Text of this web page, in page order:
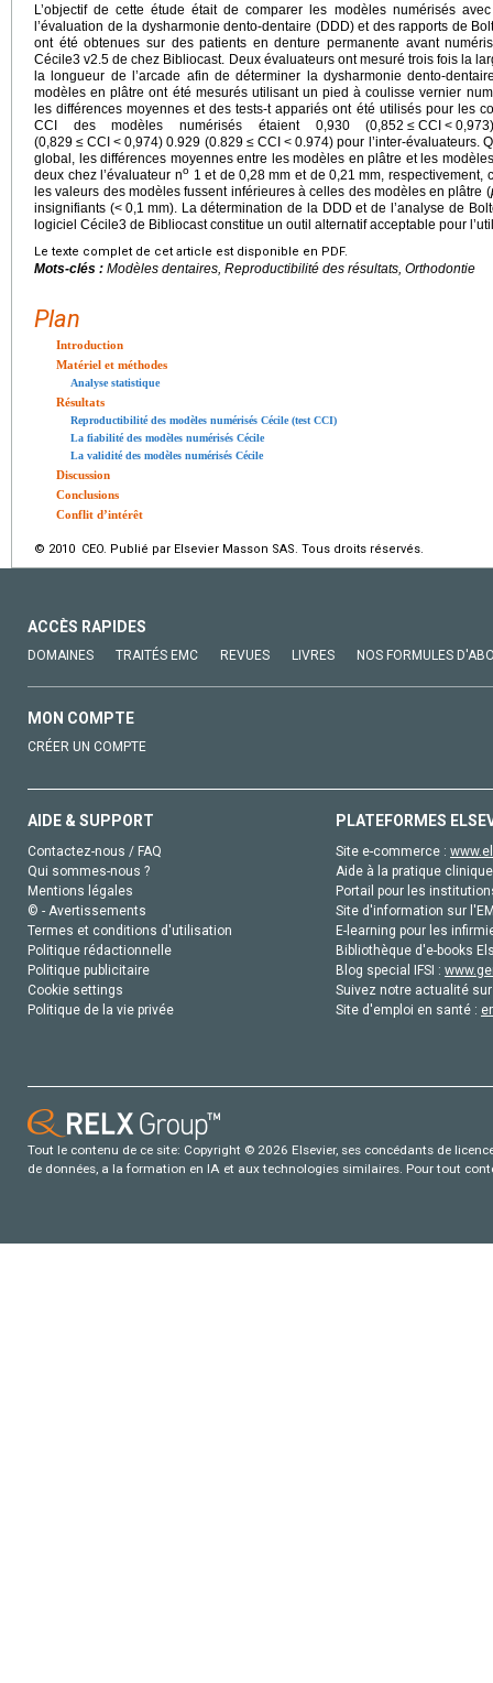
L’objectif de cette étude était de comparer les modèles numérisés
l’évaluation de la dysharmonie dento-dentaire (DDD) et des rapports de
ont été obtenues sur des patients en denture permanente avant
Cécile3 v2.5 de chez Bibliocast. Deux évaluateurs ont mesuré trois fois la
la longueur de l’arcade afin de déterminer la dysharmonie dento-
modèles en plâtre ont été mesurés utilisant un pied à coulisse vernier
les différences moyennes et des tests-t appariés ont été utilisés pour les
CCI des modèles numérisés étaient 0,930 (0,852 ≤ CCI <
(0,829 ≤ CCI < 0,974) 0.929 (0.829 ≤ CCI < 0.974) pour l’inter-évaluateurs.
global, les différences moyennes entre les modèles en plâtre et les
deux chez l’évaluateur no1 et de 0,28 mm et de 0,21 mm, respectivement,
les valeurs des modèles fussent inférieures à celles des modèles en plâtre (
insignifiants (< 0,1 mm). La détermination de la DDD et de l’analyse de
logiciel Cécile3 de Bibliocast constitue un outil alternatif acceptable pour
Le texte complet de cet article est disponible en PDF.
Mots-clés : Modèles dentaires, Reproductibilité des résultats, Orthodontie
Plan
Introduction
Matériel et méthodes
Analyse statistique
Résultats
Reproductibilité des modèles numérisés Cécile (test CCI)
La fiabilité des modèles numérisés Cécile
La validité des modèles numérisés Cécile
Discussion
Conclusions
Conflit d’intérêt
© 2010 CEO. Publié par Elsevier Masson SAS. Tous droits réservés.
ACCÈS RAPIDES
DOMAINES TRAITÉS EMC REVUES LIVRES NOS FORMULES
MON COMPTE
CRÉER UN COMPTE
AIDE & SUPPORT
Contactez-nous / FAQ
Qui sommes-nous ?
Mentions légales
© - Avertissements
Termes et conditions d'utilisation
Politique rédactionnelle
Politique publicitaire
Cookie settings
Politique de la vie privée
PLATEFORMES
Site e-commerce :
Aide à la pratique
Portail pour les
Site d'information sur
E-learning pour les
Bibliothèque d'e-books
Blog special IFSI :
Suivez notre actualité
Site d'emploi en santé :
Tout le contenu de ce site: Copyright © 2026 Elsevier, ses concédants de
de données, a la formation en IA et aux technologies similaires. Pour tout